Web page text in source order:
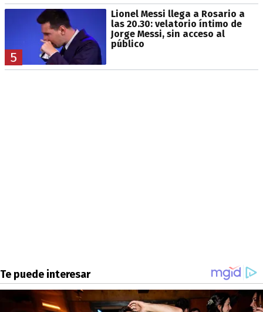
5
Lionel Messi llega a Rosario a
las 20.30: velatorio íntimo de
Jorge Messi, sin acceso al
público